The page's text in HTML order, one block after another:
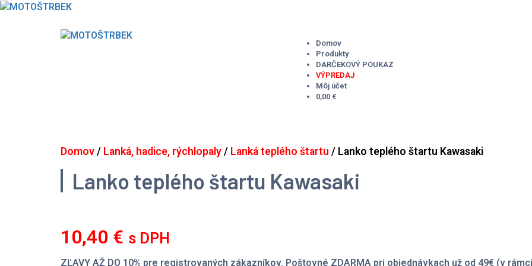
Domov
Produkty
DARČEKOVÝ POUKAZ
VÝPREDAJ
Môj účet
0,00 €
Domov / Lanká, hadice, rýchlopaly / Lanká teplého štartu / Lanko teplého štartu Kawasaki
Lanko teplého štartu Kawasaki
10,40 € s DPH
ZĽAVY AŽ DO 10% pre registrovaných zákazníkov. Poštovné ZDARMA pri objednávkach už od 49€ (v